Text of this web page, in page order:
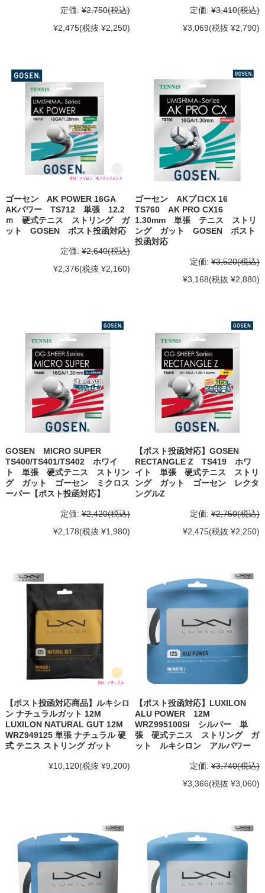
定価: ¥2,750(税込)
¥2,475(税抜 ¥2,250)
定価: ¥3,410(税込)
¥3,069(税抜 ¥2,790)
ゴーセン AK POWER 16GA
AKパワー TS712 単張 12.2
ｍ 硬式テニス ストリング ガ
ット GOSEN ポスト投函対応
定価: ¥2,640(税込)
¥2,376(税抜 ¥2,160)
ゴーセン AKプロCX 16
TS760 AK PRO CX16
1.30mm 単張 テニス ストリ
ング ガット GOSEN ポスト
投函対応
定価: ¥3,520(税込)
¥3,168(税抜 ¥2,880)
GOSEN MICRO SUPER
TS400/TS401/TS402 ホワイ
ト 単張 硬式テニス ストリン
グ ガット ゴーセン ミクロス
ーパー【ポスト投函対応】
定価: ¥2,420(税込)
¥2,178(税抜 ¥1,980)
【ポスト投函対応】GOSEN
RECTANGLE Z TS419 ホワ
イト 単張 硬式テニス ストリ
ング ガット ゴーセン レクタ
ングルZ
定価: ¥2,750(税込)
¥2,475(税抜 ¥2,250)
【ポスト投函対応商品】ルキシロ
ン ナチュラルガット 12M
LUXILON NATURAL GUT 12M
WRZ949125 単張 ナチュラル 硬
式 テニス ストリング ガット
¥10,120(税抜 ¥9,200)
【ポスト投函対応】LUXILON
ALU POWER 12M
WRZ995100SI シルバー 単
張 硬式テニス ストリング ガ
ット ルキシロン アルパワー
定価: ¥3,740(税込)
¥3,366(税抜 ¥3,060)